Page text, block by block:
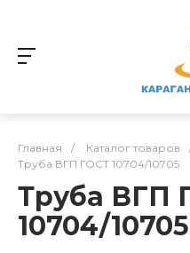
Главная / Каталог товаров
Труба ВГП ГОСТ 10704/10705
Труба ВГП
10704/10705